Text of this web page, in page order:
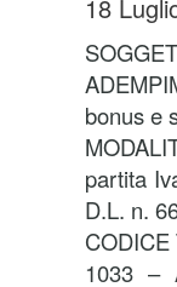
18
bonus e
partita
D.L. n.
CODICE
1033 –